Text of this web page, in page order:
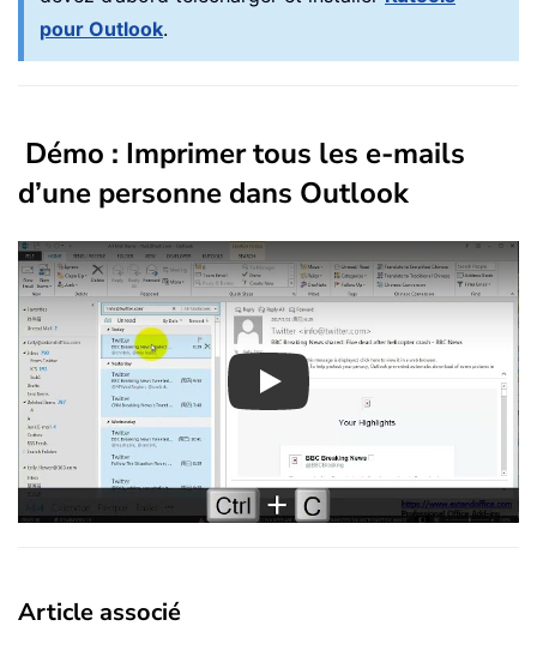
pour Outlook.
Démo : Imprimer tous les e-mails
d’une personne dans Outlook
Play
Article associé